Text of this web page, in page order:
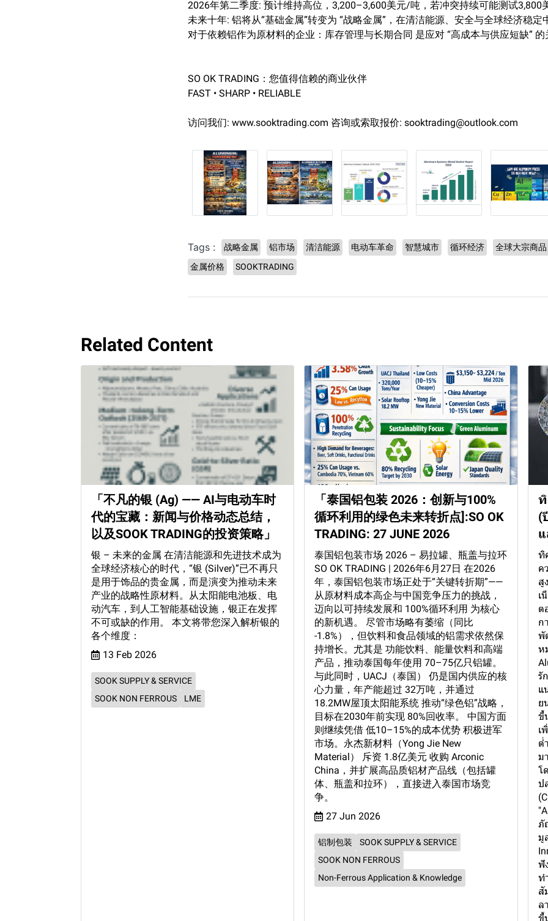
2026年第二季度: 预计维持高位，3,200–3,600美元/吨，若冲突持续可能测试3,800
未来十年: 铝将从“基础金属”转变为 “战略金属”，在清洁能源、安全与全球经济稳定
对于依赖铝作为原材料的企业：库存管理与长期合同 是应对 “高成本与供应短缺”
SO OK TRADING：您值得信赖的商业伙伴
FAST • SHARP • RELIABLE
访问我们: www.sooktrading.com 咨询或索取报价: sooktrading@outlook.com
Tags : 战略金属 铝市场 清洁能源 电动车革命 智慧城市 循环经济
全球大宗商品
金属价格
SOOKTRADING
Related Content
「不凡的银 (Ag) —— AI与电动车时
代的宝藏：新闻与价格动态总结，
以及SOOK TRADING的投资策略」
银 – 未来的金属 在清洁能源和先进技术成为
全球经济核心的时代，“银 (Silver)”已不再只
是用于饰品的贵金属，而是演变为推动未来
产业的战略性原材料。从太阳能电池板、电
动汽车，到人工智能基础设施，银正在发挥
不可或缺的作用。 本文将带您深入解析银的
各个维度：
13 Feb 2026
SOOK SUPPLY & SERVICE
SOOK NON FERROUS
LME
「泰国铝包装 2026：创新与100%
循环利用的绿色未来转折点]:SO OK
TRADING: 27 JUNE 2026
泰国铝包装市场 2026 – 易拉罐、瓶盖与拉环
SO OK TRADING | 2026年6月27日 在2026
年，泰国铝包装市场正处于“关键转折期”——
从原材料成本高企与中国竞争压力的挑战，
迈向以可持续发展和 100%循环利用 为核心
的新机遇。 尽管市场略有萎缩（同比
-1.8%），但饮料和食品领域的铝需求依然保
持增长。尤其是 功能饮料、能量饮料和高端
产品，推动泰国每年使用 70–75亿只铝罐。
与此同时，UACJ（泰国） 仍是国内供应的核
心力量，年产能超过 32万吨，并通过
18.2MW屋顶太阳能系统 推动“绿色铝”战略，
目标在2030年前实现 80%回收率。 中国方面
则继续凭借 低10–15%的成本优势 积极进军
市场。永杰新材料（Yong Jie New
Material） 斥资 1.8亿美元 收购 Arconic
China，并扩展高品质铝材产品线（包括罐
体、瓶盖和拉环），直接进入泰国市场竞
争。
27 Jun 2026
铝制包装
SOOK SUPPLY & SERVICE
SOOK NON FERROUS
Non-Ferrous Application & Knowledge
(
ทิ
ค
สู
เ
ต
ก
พั
ห
รั
แ
ย
ขึ้
เ
ต่
ม
โ
ป
ภั
มู
ฟั
ท
สั
ล
ขึ้